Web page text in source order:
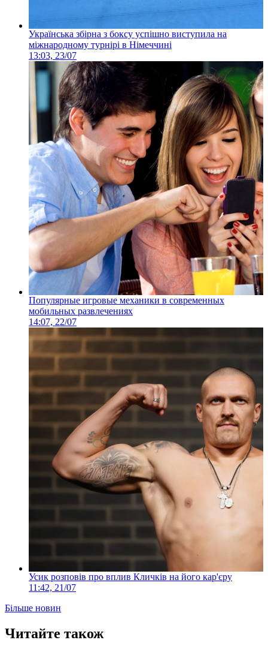
Українська збірна з боксу успішно виступила на
міжнародному турнірі в Німеччині
13:03, 23/07
Популярные игровые механики в современных
мобильных развлечениях
14:07, 22/07
Усик розповів про вплив Кличків на його кар'єру
11:42, 21/07
Більше новин
Читайте також